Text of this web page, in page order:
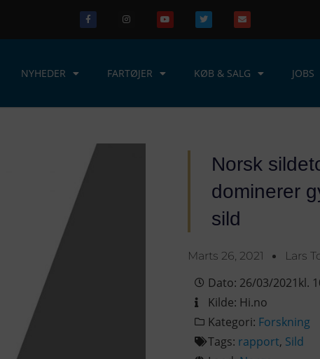
NYHEDER FARTØJER KØB & SALG JOBS
Norsk
dominerer
sild
Marts 26, 2021 Lars
Dato: 26/03/2021kl.
Kilde: Hi.no
Kategori: Forskning
Tags: rapport, Sild